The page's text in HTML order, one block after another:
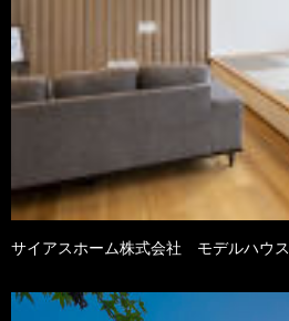
サイアスホーム株式会社 モデルハウス